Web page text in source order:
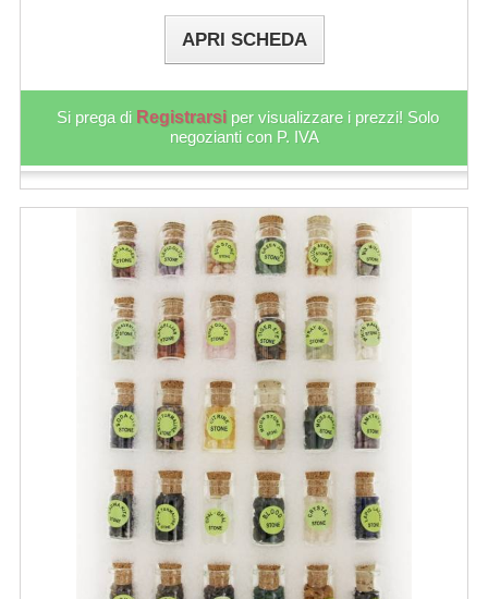
APRI SCHEDA
Si prega di Registrarsi per visualizzare i prezzi! Solo
negozianti con P. IVA